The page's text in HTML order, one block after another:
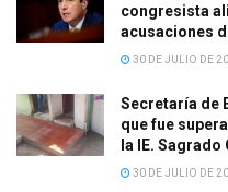
congresista
acusaciones
30 DE JULIO DE
Secretaría de
que fue
la IE.
30 DE JULIO DE